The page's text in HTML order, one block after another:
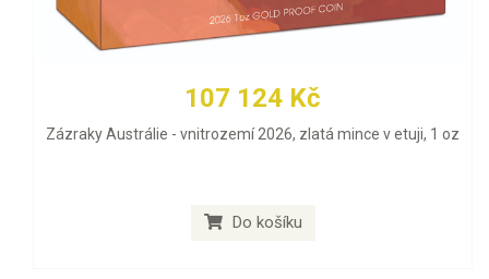
107 124 Kč
Zázraky Austrálie - vnitrozemí 2026, zlatá mince v etuji, 1 oz
Do košíku